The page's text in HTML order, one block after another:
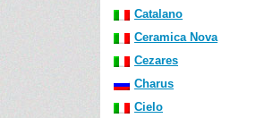
Catalano
Ceramica Nova
Cezares
Charus
Cielo